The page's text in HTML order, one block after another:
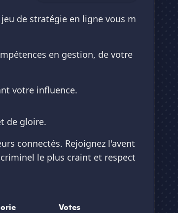
de stratégie en ligne vous m
en gestion, de votre
votre influence.
de gloire.
connectés. Rejoignez l'avent
le plus craint et respect
Votes